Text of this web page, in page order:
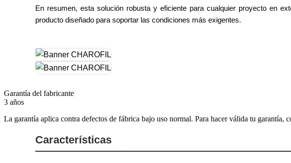
En resumen, esta solución robusta y eficiente para cualquier proyecto en
producto diseñado para soportar las condiciones más exigentes.
Garantía del fabricante
3 años
La garantía aplica contra defectos de fábrica bajo uso normal. Para hacer válida tu garantía,
Características